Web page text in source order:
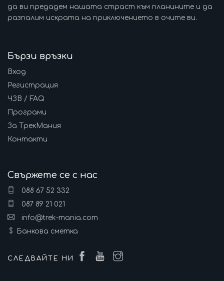
да ви предадем нашата страст към планините и да
разпалим искрата на приключението в очите ви.
Бързи връзки
Вход
Регистрация
ЧЗВ / FAQ
Програми
За ТрекМания
Контакти
Свържете се с нас
088 67 52 332
087 89 21 021
info@trek-mania.com
Банкова сметка
СЛЕДВАЙТЕ НИ